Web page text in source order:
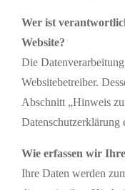
Wer ist
Website?
Die
Websitebetreiber.
Abschnitt „Hinweis
Datenschutzerklärung
Wie erfassen wir
Ihre Daten werden